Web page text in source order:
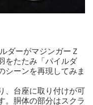
ダーがマジンガーＺ
をたたみ「パイルダ
シーンを再現してみま
、台座に取り付けが可
。胴体の部分はスクラ